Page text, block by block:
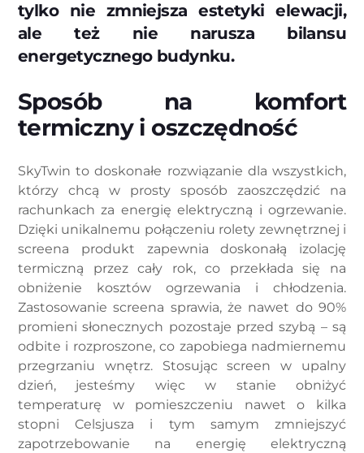
tylko nie zmniejsza estetyki elewacji,
ale też nie narusza bilansu
energetycznego budynku.
Sposób na komfort
termiczny i oszczędność
SkyTwin to doskonałe rozwiązanie dla wszystkich,
którzy chcą w prosty sposób zaoszczędzić na
rachunkach za energię elektryczną i ogrzewanie.
Dzięki unikalnemu połączeniu rolety zewnętrznej i
screena produkt zapewnia doskonałą izolację
termiczną przez cały rok, co przekłada się na
obniżenie kosztów ogrzewania i chłodzenia.
Zastosowanie screena sprawia, że nawet do 90%
promieni słonecznych pozostaje przed szybą – są
odbite i rozproszone, co zapobiega nadmiernemu
przegrzaniu wnętrz. Stosując screen w upalny
dzień, jesteśmy więc w stanie obniżyć
temperaturę w pomieszczeniu nawet o kilka
stopni Celsjusza i tym samym zmniejszyć
zapotrzebowanie na energię elektryczną